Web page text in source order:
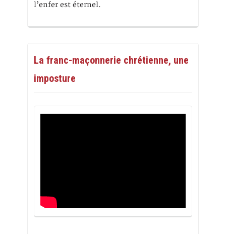
l’enfer est éternel.
La franc-maçonnerie chrétienne, une
imposture